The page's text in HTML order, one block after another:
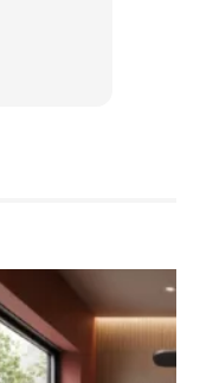
semua. Apa
individu